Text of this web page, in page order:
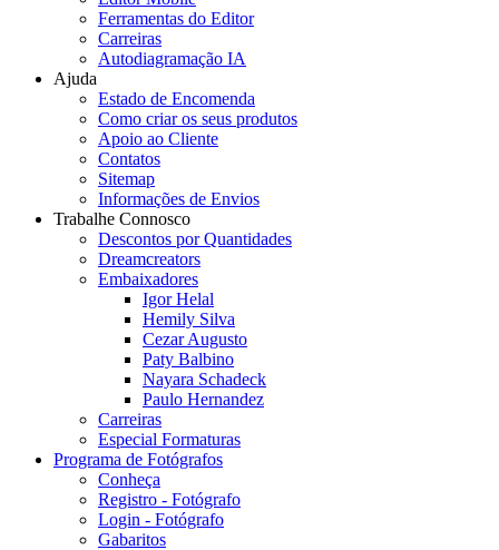
Ferramentas do Editor
Carreiras
Autodiagramação IA
Ajuda
Estado de Encomenda
Como criar os seus produtos
Apoio ao Cliente
Contatos
Sitemap
Informações de Envios
Trabalhe Connosco
Descontos por Quantidades
Dreamcreators
Embaixadores
Igor Helal
Hemily Silva
Cezar Augusto
Paty Balbino
Nayara Schadeck
Paulo Hernandez
Carreiras
Especial Formaturas
Programa de Fotógrafos
Conheça
Registro - Fotógrafo
Login - Fotógrafo
Gabaritos